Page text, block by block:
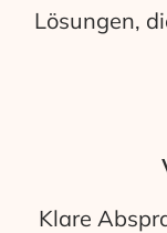
Lösungen,
Klare